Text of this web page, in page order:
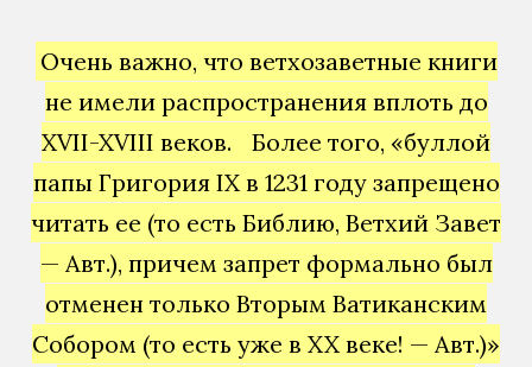
Очень важно, что ветхозаветные книги
не имели распространения вплоть до
XVII-XVIII веков.
Более того, «буллой
папы Григория IX в 1231 году запрещено
читать ее (то есть Библию, Ветхий Завет
— Авт.), причем запрет формально был
отменен только Вторым Ватиканским
Собором (то есть уже в XX веке! — Авт.)»